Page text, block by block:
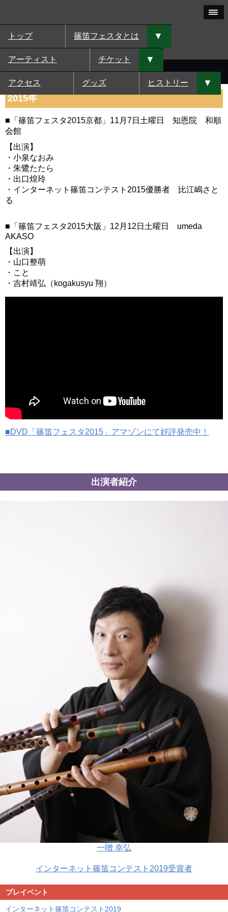
トップ 篠笛フェスタとは ▼
アーティスト チケット ▼
アクセス グッズ ヒストリー
▼
2015年
■「篠笛フェスタ2015京都」11月7日土曜日 知恩院 和順
会館
【出演】
・小泉なおみ
・朱鷺たたら
・出口煌玲
・インターネット篠笛コンテスト2015優勝者 比江嶋さと
る
■「篠笛フェスタ2015大阪」12月12日土曜日 umeda
AKASO
【出演】
・山口整萌
・こと
・吉村靖弘（kogakusyu 翔）
■DVD「篠笛フェスタ2015」アマゾンにて好評発売中！
出演者紹介
一噌 幸弘
インターネット篠笛コンテスト2019受賞者
プレイベント
インターネット篠笛コンテスト2019